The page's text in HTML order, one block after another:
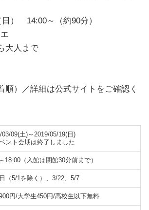
） 14:00～（約90分）
大人まで
）／詳細は公式サイトをご確認く
03/09(土)～2019/05/19(日)
ント会期は終了しました
18:00（入館は閉館30分前まで）
（5/1を除く）、3/22、5/7
円/大学生450円/高校生以下無料